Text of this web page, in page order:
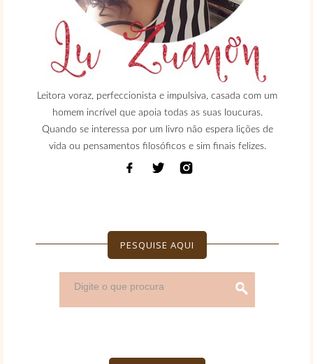
Leitora voraz, perfeccionista e impulsiva, casada com um
homem incrível que apoia todas as suas loucuras.
Quando se interessa por um livro não espera lições de
vida ou pensamentos filosóficos e sim finais felizes.
PESQUISE AQUI